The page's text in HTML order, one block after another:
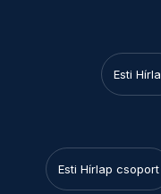
Esti
Esti Hírlap csoport